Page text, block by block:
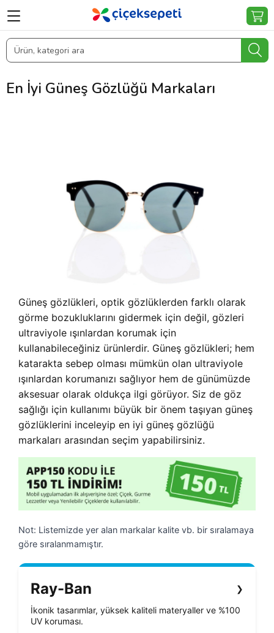
En İyi Güneş Gözlüğü Markaları
Güneş gözlükleri, optik gözlüklerden farklı olarak
görme bozukluklarını gidermek için değil, gözleri
ultraviyole ışınlardan korumak için
kullanabileceğiniz ürünlerdir. Güneş gözlükleri; hem
katarakta sebep olması mümkün olan ultraviyole
ışınlardan korumanızı sağlıyor hem de günümüzde
aksesuar olarak oldukça ilgi görüyor. Siz de göz
sağlığı için kullanımı büyük bir önem taşıyan güneş
gözlüklerini inceleyip en iyi güneş gözlüğü
markaları arasından seçim yapabilirsiniz.
Not: Listemizde yer alan markalar kalite vb. bir sıralamaya
göre sıralanmamıştır.
Ray-Ban ❯
İkonik tasarımlar, yüksek kaliteli materyaller ve %100
UV koruması.